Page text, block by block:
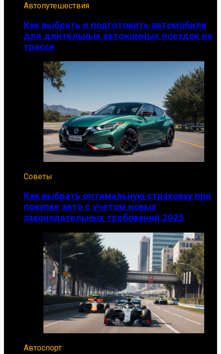
Автопутешествия
Как выбрать и подготовить автомобили
для длительных автономных поездок на
трассе
Советы
Как выбрать оптимальную страховку при
покупке авто с учетом новых
законодательных требований 2025
Автоспорт